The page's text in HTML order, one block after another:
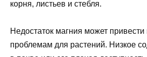
корня, листьев и стебля.
Недостаток магния может
проблемам для растений. Низкое